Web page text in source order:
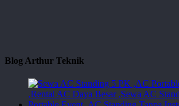
Blog Arthur Teknik